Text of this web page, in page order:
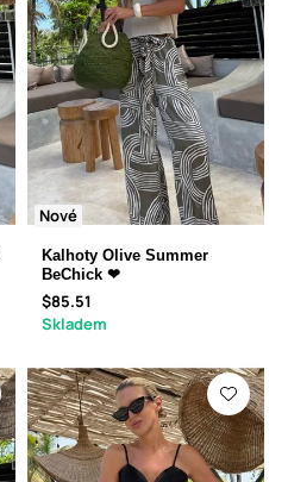
Nové
Kalhoty Olive Summer
BeChick ❤
$85.51
Skladem